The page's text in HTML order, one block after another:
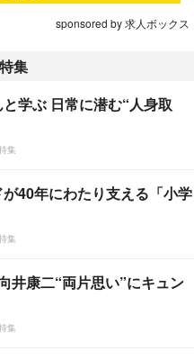
sponsored by 求人ボックス
集
学ぶ 日常に潜む“人身取
集
40年にわたり支える「小学
集
井康二“両片思い”にキュン
集